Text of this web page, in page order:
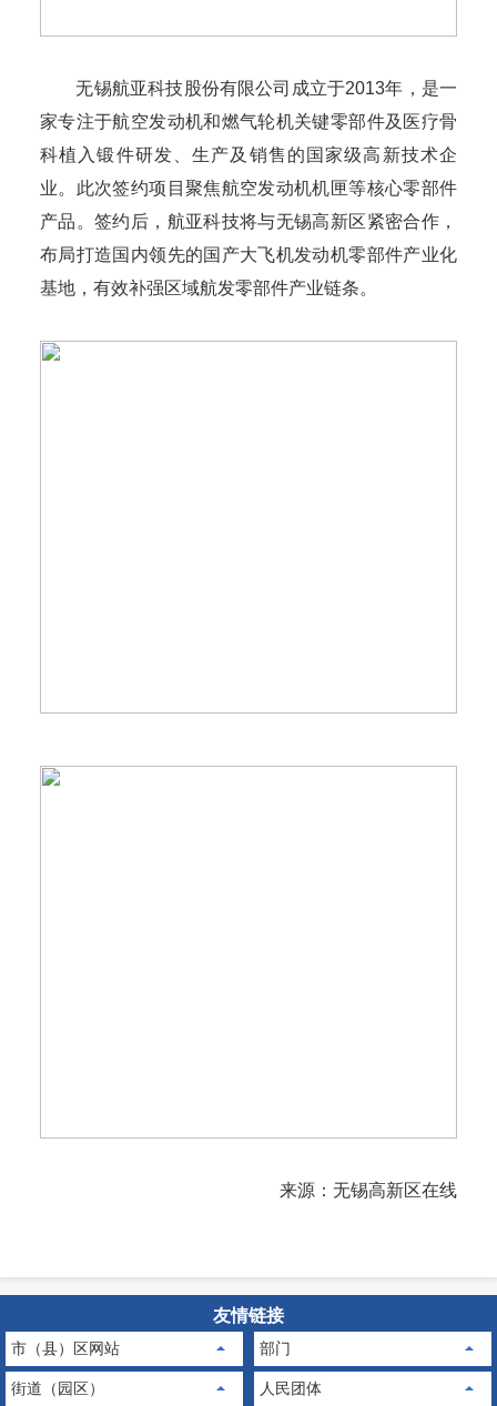
无锡航亚科技股份有限公司成立于2013年，是一
家专注于航空发动机和燃气轮机关键零部件及医疗骨
科植入锻件研发、生产及销售的国家级高新技术企
业。此次签约项目聚焦航空发动机机匣等核心零部件
产品。签约后，航亚科技将与无锡高新区紧密合作，
布局打造国内领先的国产大飞机发动机零部件产业化
基地，有效补强区域航发零部件产业链条。
来源：无锡高新区在线
友情链接
市（县）区网站 部门
街道（园区） 人民团体